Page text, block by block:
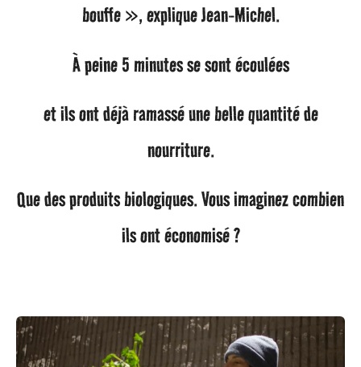
bouffe », explique Jean-Michel.
À peine 5 minutes se sont écoulées
et ils ont déjà ramassé une belle quantité de
nourriture.
Que des produits biologiques. Vous imaginez combien
ils ont économisé ?